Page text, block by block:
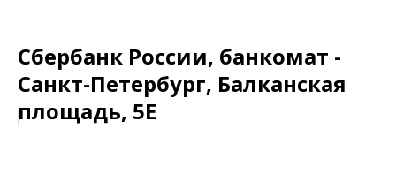
Сбербанк России, банкомат -
Санкт-Петербург, Балканская
площадь, 5Е